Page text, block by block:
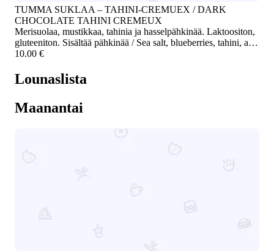
TUMMA SUKLAA – TAHINI-CREMUEX / DARK
CHOCOLATE TAHINI CREMEUX
Merisuolaa, mustikkaa, tahinia ja hasselpähkinää. Laktoositon,
gluteeniton. Sisältää pähkinää / Sea salt, blueberries, tahini, and
hazelnut. Lactose-free, gluten-free. Contains nuts
10.00 €
Lounaslista
Maanantai